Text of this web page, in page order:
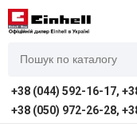
+38 (044) 592-16-17,
+38 (050) 972-26-28,